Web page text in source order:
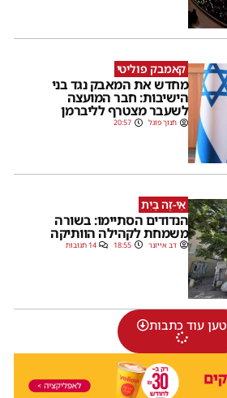
קאמבק פוליטי
מחדש את המאבק נגד בני
הישיבות: חבר המועצה
לשעבר מצטרף לליברמן
חנוך פוגל 20:57
אֵי-זֶה בַּיִת
הנדודים הסתיימו: בשורה
משמחת לקהילה הוותיקה
דב אייזנר 18:55 14 תגובות
טען עוד כתבות